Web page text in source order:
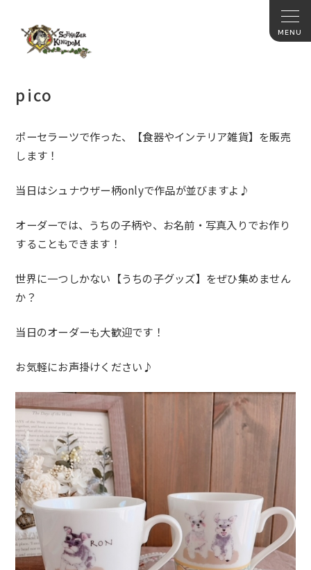
pico
ポーセラーツで作った、【食器やインテリア雑貨】を販売
します！
当日はシュナウザー柄onlyで作品が並びますよ♪
オーダーでは、うちの子柄や、お名前・写真入りでお作り
することもできます！
世界に一つしかない【うちの子グッズ】をぜひ集めません
か？
当日のオーダーも大歓迎です！
お気軽にお声掛けください♪